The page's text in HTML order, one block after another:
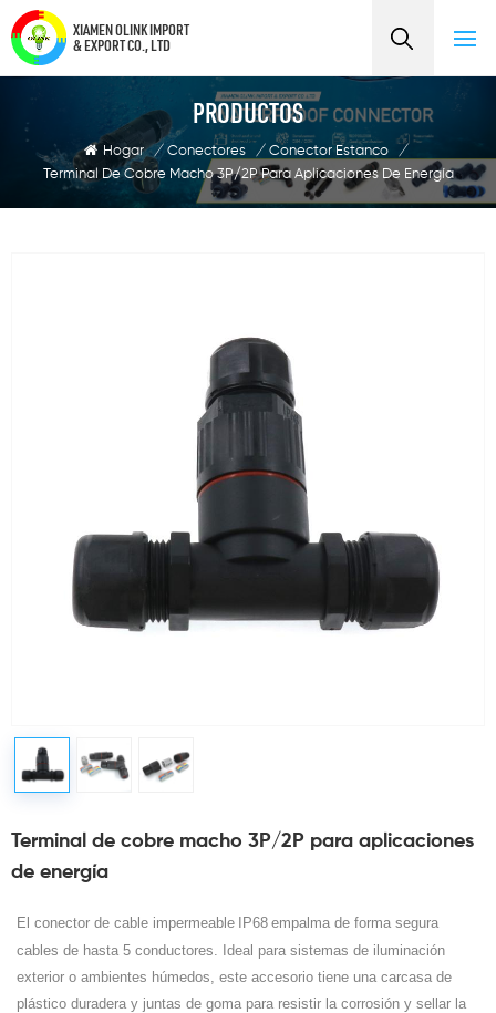
XIAMEN OLINK IMPORT
& EXPORT CO., LTD
PRODUCTOS
Hogar / Conectores / Conector Estanco
/
Terminal De Cobre Macho 3P/2P Para Aplicaciones De Energía
Terminal de cobre macho 3P/2P para aplicaciones
de energía
El conector de cable impermeable IP68 empalma de forma segura
cables de hasta 5 conductores. Ideal para sistemas de iluminación
exterior o ambientes húmedos, este accesorio tiene una carcasa de
plástico duradera y juntas de goma para resistir la corrosión y sellar la